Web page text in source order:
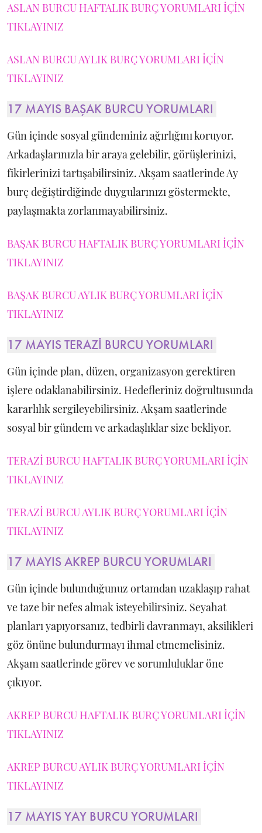
ASLAN BURCU HAFTALIK BURÇ YORUMLARI İÇİN
TIKLAYINIZ
ASLAN BURCU AYLIK BURÇ YORUMLARI İÇİN
TIKLAYINIZ
17 MAYIS BAŞAK BURCU YORUMLARI
Gün içinde sosyal gündeminiz ağırlığını koruyor.
Arkadaşlarınızla bir araya gelebilir, görüşlerinizi,
fikirlerinizi tartışabilirsiniz. Akşam saatlerinde Ay
burç değiştirdiğinde duygularınızı göstermekte,
paylaşmakta zorlanmayabilirsiniz.
BAŞAK BURCU HAFTALIK BURÇ YORUMLARI İÇİN
TIKLAYINIZ
BAŞAK BURCU AYLIK BURÇ YORUMLARI İÇİN
TIKLAYINIZ
17 MAYIS TERAZİ BURCU YORUMLARI
Gün içinde plan, düzen, organizasyon gerektiren
işlere odaklanabilirsiniz. Hedefleriniz doğrultusunda
kararlılık sergileyebilirsiniz. Akşam saatlerinde
sosyal bir gündem ve arkadaşlıklar size bekliyor.
TERAZİ BURCU HAFTALIK BURÇ YORUMLARI İÇİN
TIKLAYINIZ
TERAZİ BURCU AYLIK BURÇ YORUMLARI İÇİN
TIKLAYINIZ
17 MAYIS AKREP BURCU YORUMLARI
Gün içinde bulunduğunuz ortamdan uzaklaşıp rahat
ve taze bir nefes almak isteyebilirsiniz. Seyahat
planları yapıyorsanız, tedbirli davranmayı, aksilikleri
göz önüne bulundurmayı ihmal etmemelisiniz.
Akşam saatlerinde görev ve sorumluluklar öne
çıkıyor.
AKREP BURCU HAFTALIK BURÇ YORUMLARI İÇİN
TIKLAYINIZ
AKREP BURCU AYLIK BURÇ YORUMLARI İÇİN
TIKLAYINIZ
17 MAYIS YAY BURCU YORUMLARI